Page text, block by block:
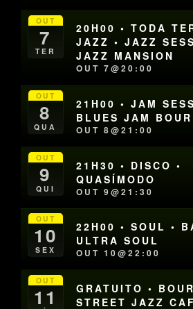
OUT
7
TER
20H00 • TODA
JAZZ • JAZZ
JAZZ MANSION
OUT 7@20:00
OUT
8
QUA
21H00 • JAM
BLUES JAM
OUT 8@21:00
OUT
9
QUI
21H30 • DISCO •
QUASÍMODO
OUT 9@21:30
OUT
10
SEX
22H00 • SOUL •
ULTRA SOUL
OUT 10@22:00
OUT
11
GRATUITO •
STREET JAZZ